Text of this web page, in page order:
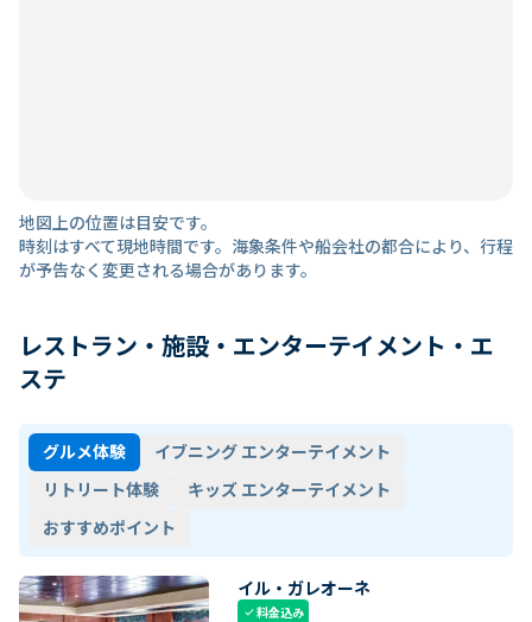
地図上の位置は目安です。
時刻はすべて現地時間です。海象条件や船会社の都合により、行程
が予告なく変更される場合があります。
レストラン・施設・エンターテイメント・エ
ステ
グルメ体験
イブニング エンターテイメント
リトリート体験
キッズ エンターテイメント
おすすめポイント
イル・ガレオーネ
check料金込み